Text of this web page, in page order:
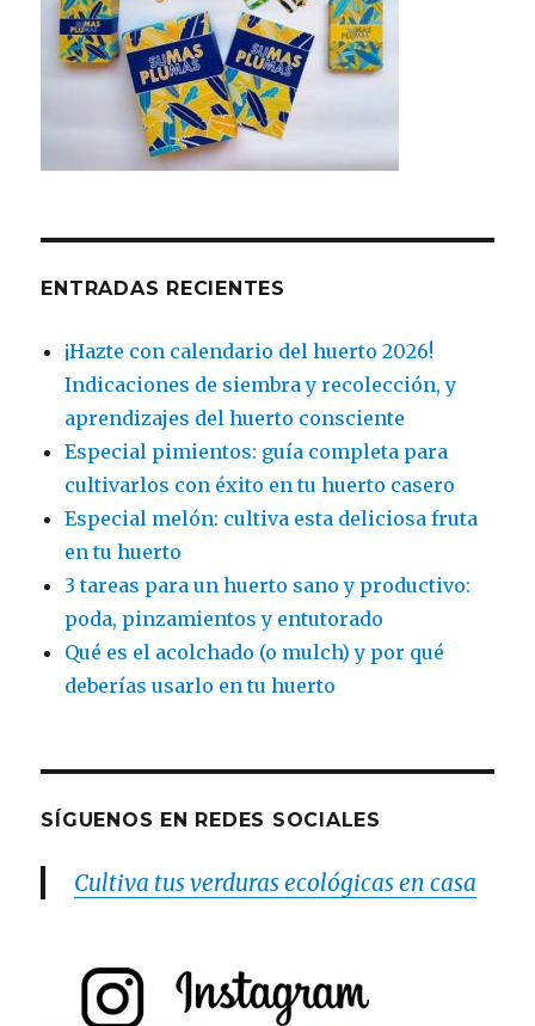
ENTRADAS RECIENTES
¡Hazte con calendario del huerto 2026!
Indicaciones de siembra y recolección, y
aprendizajes del huerto consciente
Especial pimientos: guía completa para
cultivarlos con éxito en tu huerto casero
Especial melón: cultiva esta deliciosa fruta
en tu huerto
3 tareas para un huerto sano y productivo:
poda, pinzamientos y entutorado
Qué es el acolchado (o mulch) y por qué
deberías usarlo en tu huerto
SÍGUENOS EN REDES SOCIALES
Cultiva tus verduras ecológicas en casa